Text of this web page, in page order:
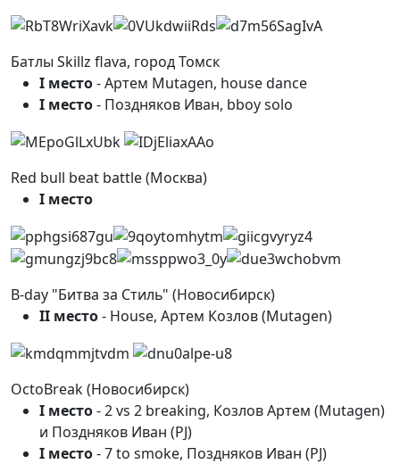
Батлы Skillz flava, город Томск
I место- Артем Mutagen, house dance
I место- Поздняков Иван, bboy solo
Red bull beat battle (Москва)
I место
B-day "Битва за Стиль" (Новосибирск)
II место- House, Артем Козлов (Mutagen)
OctoBreak (Новосибирск)
I место- 2 vs 2 breaking, Козлов Артем (Mutagen)
и Поздняков Иван (PJ)
I место- 7 to smoke, Поздняков Иван (PJ)